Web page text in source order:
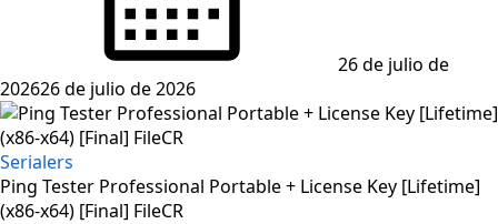
26 de julio de
202626 de julio de 2026
Serialers
Ping Tester Professional Portable + License Key [Lifetime]
(x86-x64) [Final] FileCR